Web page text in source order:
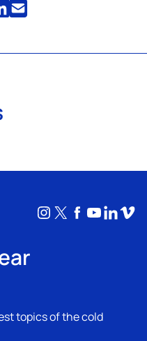
Instagram
X Facebook
topics of the cold